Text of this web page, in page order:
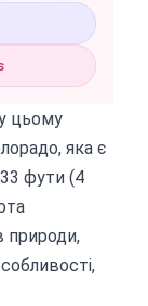
цьому
яка є
фути (4
природи,